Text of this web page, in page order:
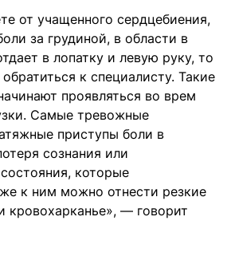
от учащенного сердцебиения,
за грудиной, в области в
в лопатку и левую руку, то
к специалисту. Такие
проявляться во врем
Самые тревожные
приступы боли в
сознания или
которые
к ним можно отнести резкие
кровохарканье», — говорит